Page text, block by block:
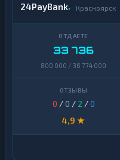
24PayBank Красноярск
33 736
800 000 / 36 774 000
0 / 0 / 2 /0
4,9 ★